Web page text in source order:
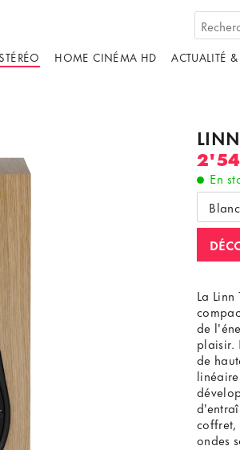
HOME CINÉMA HD ACTUALITÉ
En
le contenu
La
de
plaisir.
de
coffret,
ondes